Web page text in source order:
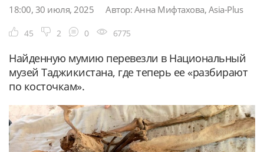
18:00, 30 июля, 2025 Автор: Анна Мифтахова, Asia-Plus
45 2 0 6775
Найденную мумию перевезли в Национальный
музей Таджикистана, где теперь ее «разбирают
по косточкам».